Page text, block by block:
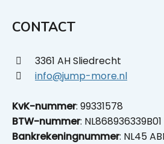
CONTACT
3361 AH Sliedrecht
info@jump-more.nl
KvK-nummer: 99331578
BTW-nummer: NL868936339B01
Bankrekeningnummer: NL45